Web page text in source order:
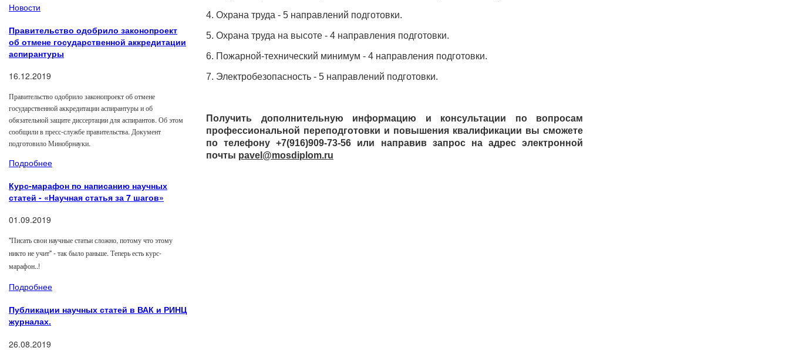
Новости
Правительство одобрило законопроект
об отмене государственной аккредитации
аспирантуры
16.12.2019
Правительство одобрило законопроект об отмене
государственной аккредитации аспирантуры и об
обязательной защите диссертации для аспирантов. Об этом
сообщили в пресс-службе правительства. Документ
подготовило Минобрнауки.
Подробнее
Курс-марафон по написанию научных
статей - «Научная статья за 7 шагов»
01.09.2019
"Писать свои научные статьи сложно, потому что этому
никто не учит" - так было раньше. Теперь есть курс-
марафон..!
Подробнее
Публикации научных статей в ВАК и РИНЦ
журналах.
26.08.2019
4. Охрана труда - 5 направлений подготовки.
5. Охрана труда на высоте - 4 направления подготовки.
6. Пожарной-технический минимум - 4 направления подготовки.
7. Электробезопасность - 5 направлений подготовки.
Получить дополнительную информацию и консультации по вопросам
профессиональной переподготовки и повышения квалификации вы сможете
по телефону +7(916)909-73-56 или направив запрос на адрес электронной
почты pavel@mosdiplom.ru